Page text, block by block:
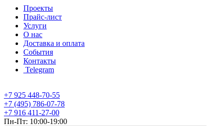
Проекты
Прайс-лист
Услуги
О нас
Доставка и оплата
События
Контакты
Telegram
+7 925 448-70-55
+7 (495) 786-07-78
+7 916 411-27-00
Пн-Пт: 10:00-19:00